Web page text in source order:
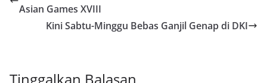
Asian Games XVIII
Kini Sabtu-Minggu Bebas Ganjil Genap di DKI
Tinggalkan Balasan